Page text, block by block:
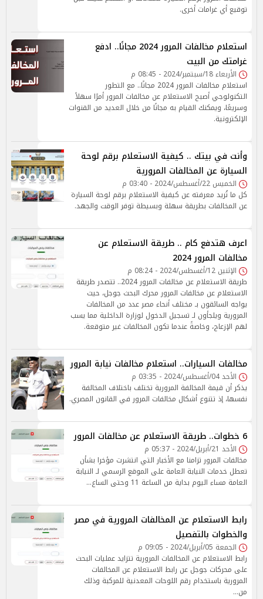
توقيع أي غرامات أخرى.
استعلام مخالفات المرور 2024 مجانًا.. ادفع
غرامتك من البيت
الأربعاء 18/سبتمبر/2024 - 08:45 م
استعلام مخالفات المرور 2024 مجانًا.. مع التطور
التكنولوجي أصبح الاستعلام عن مخالفات المرور أمرًا سهلاً
وسريعًا، ويمكنك القيام به مجانًا من خلال العديد من القنوات
الإلكترونية.
وأنت في بيتك .. كيفية الاستعلام برقم لوحة
السيارة عن المخالفات المرورية
الخميس 22/أغسطس/2024 - 03:40 م
كل ما تُريد معرفته عن كيفية الاستعلام برقم لوحة السيارة
عن المخالفات بطريقة سهلة وبسيطة توفر الوقت والجهد.
اعرف هتدفع كام .. طريقة الاستعلام عن
مخالفات المرور 2024
الإثنين 12/أغسطس/2024 - 08:24 م
طريقة الاستعلام عن مخالفات المرور 2024.. تتصدر طريقة
الاستعلام عن مخالفات المرور محرك البحث جوجل، حيث
يواجه السائقون بـ مختلف أنحاء مصر عدد من المخالفات
المرورية ويلجأون لـ تسجيل الدخول لوزارة الداخلية مما يسب
لهم الإزعاج، وخاصةً عندما تكون المخالفات غير متوقعة.
مخالفات السيارات.. استعلام مخالفات نيابة المرور
الأحد 04/أغسطس/2024 - 03:35 م
يذكر أن قيمة المخالفة المرورية تختلف باختلاف المخالفة
نفسها، إذ تتنوع أشكال مخالفات المرور في القانون المصري.
6 خطوات.. طريقة الاستعلام عن مخالفات المرور
الأحد 21/أبريل/2024 - 05:37 م
مخالفات المرور تزامنا مع الأخبار التي انتشرت مؤخرا بشأن
تعطل خدمات النيابة العامة على الموقع الرسمي لـ النيابة
العامة مساء اليوم بداية من الساعة 11 وحتى الساع…
رابط الاستعلام عن المخالفات المرورية في مصر
والخطوات بالتفصيل
الجمعة 05/أبريل/2024 - 09:05 م
رابط الاستعلام عن المخالفات المرورية تتزايد عمليات البحث
على محركات جوجل عن رابط الاستعلام عن المخالفات
المرورية باستخدام رقم اللوحات المعدنية للمركبة وذلك
من…